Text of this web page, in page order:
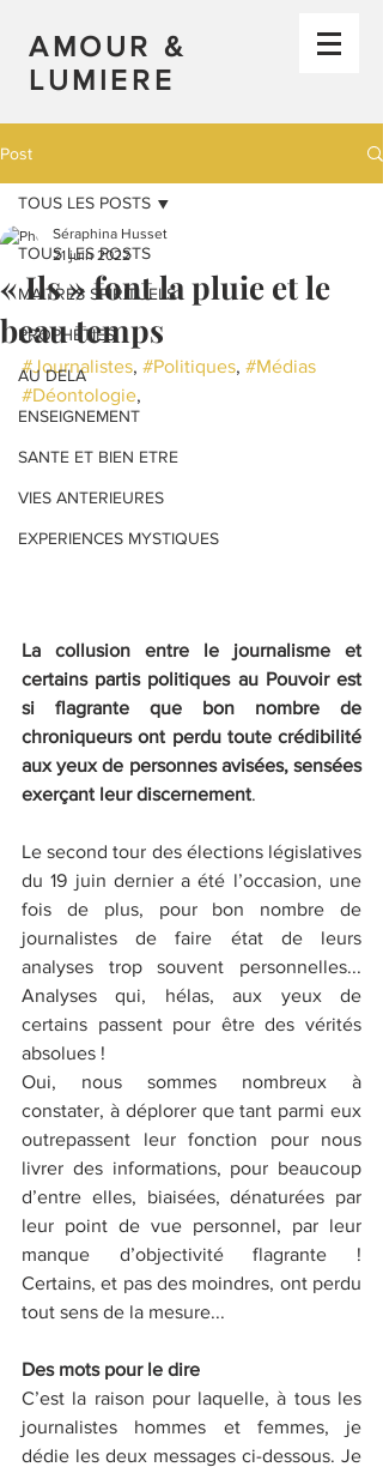
AMOUR &
LUMIERE
Post
TOUS LES POSTS
MAITRES SPIRITUELS
PROPHETIES
AU DELA
ENSEIGNEMENT
SANTE ET BIEN ETRE
VIES ANTERIEURES
EXPERIENCES MYSTIQUES
TOUS LES POSTS
« Ils » font la pluie et le
beau temps
Séraphina Husset
21 juin 2022
#Journalistes, #Politiques, #Médias
#Déontologie,
La collusion entre le journalisme et
certains partis politiques au Pouvoir est
si flagrante que bon nombre de
chroniqueurs ont perdu toute crédibilité
aux yeux de personnes avisées, sensées
exerçant leur discernement.
Le second tour des élections législatives
du 19 juin dernier a été l’occasion, une
fois de plus, pour bon nombre de
journalistes de faire état de leurs
analyses trop souvent personnelles...
Analyses qui, hélas, aux yeux de
certains passent pour être des vérités
absolues !
Oui, nous sommes nombreux à
constater, à déplorer que tant parmi eux
outrepassent leur fonction pour nous
livrer des informations, pour beaucoup
d’entre elles, biaisées, dénaturées par
leur point de vue personnel, par leur
manque d’objectivité flagrante !
Certains, et pas des moindres, ont perdu
tout sens de la mesure...
Des mots pour le dire
C’est la raison pour laquelle, à tous les
journalistes hommes et femmes, je
dédie les deux messages ci-dessous. Je